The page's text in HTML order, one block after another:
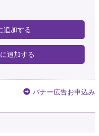
追加する
追加する
バナー広告お申込み